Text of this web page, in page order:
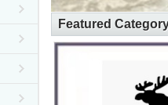
Featured